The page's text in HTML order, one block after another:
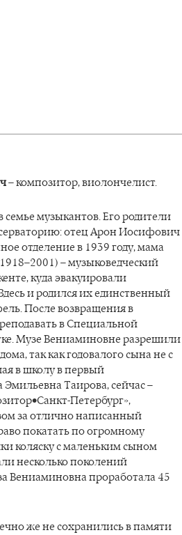
– композитор, виолончелист.
музыкантов. Его родители
отец Арон Иосифович
отделение в 1939 году, мама
– музыковедческий
куда эвакуировали
и родился их единственный
После возвращения в
в Специальной
Музе Вениаминовне разрешили
так как годовалого сына не с
в школу в первый
Таирова, сейчас –
Петербург»,
за отлично написанный
покатать по огромному
коляску с маленьким сыном
несколько поколений
Вениаминовна проработала 45
же не сохранились в памяти